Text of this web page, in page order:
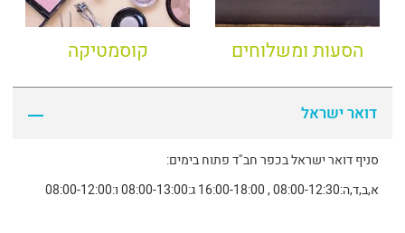
הסעות ומשלוחים קוסמטיקה
דואר ישראל
סניף דואר ישראל בכפר חב"ד פתוח בימים:
א,ב,ד,ה:08:00-12:30 , 16:00-18:00 ג:08:00-13:00 ו:08:00-12:00